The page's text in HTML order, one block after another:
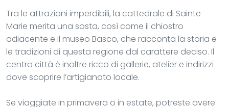
Tra le attrazioni imperdibili, la cattedrale di Sainte-
Marie merita una sosta, così come il chiostro
adiacente e il museo Basco, che racconta la storia e
le tradizioni di questa regione dal carattere deciso. Il
centro città è inoltre ricco di gallerie, atelier e indirizzi
dove scoprire l’artigianato locale.
Se viaggiate in primavera o in estate, potreste avere